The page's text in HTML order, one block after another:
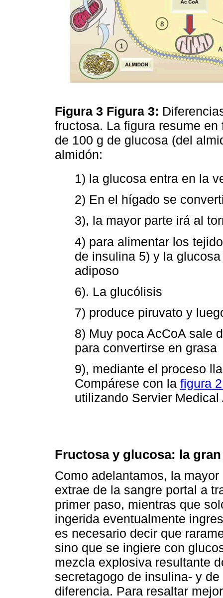
Figura 3 Figura 3:
fructosa. La figura resume
de 100 g de glucosa (del
almidón:
1) la glucosa entra en la
2) En el hígado se
3), la mayor parte irá al
4) para alimentar los
de insulina 5) y la
adiposo
6). La glucólisis
7) produce piruvato y
8) Muy poca AcCoA sale
para convertirse en grasa
9), mediante el proceso
Compárese con la figura
utilizando Servier
Fructosa y glucosa: la
Como adelantamos, la
extrae de la sangre portal a
primer paso, mientras que
ingerida eventualmente
es necesario decir que
sino que se ingiere con
mezcla explosiva resultante
secretagogo de insulina- y
diferencia. Para resaltar